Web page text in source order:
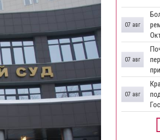
07 авг
07 авг
07 авг